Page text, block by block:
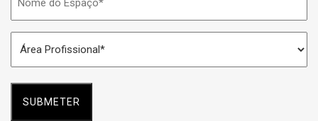
do
Espaço
Profissional
*